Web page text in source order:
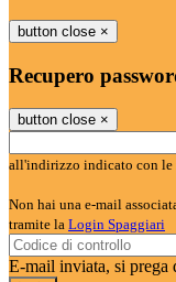
button close ×
Recupero
button close ×
all'indirizzo indicato con le
Non hai una e-mail
tramite la Login Spaggiari
E-mail inviata, si prega